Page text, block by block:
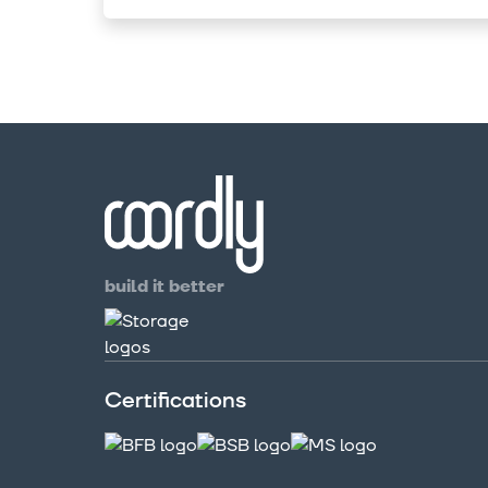
build it better
Certifications